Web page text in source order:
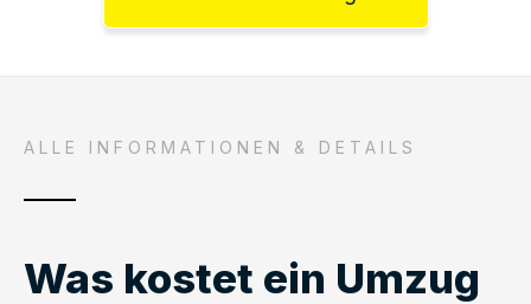
ALLE INFORMATIONEN & DETAILS
Was kostet ein Umzug